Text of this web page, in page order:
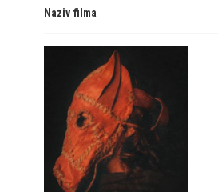
Naziv filma